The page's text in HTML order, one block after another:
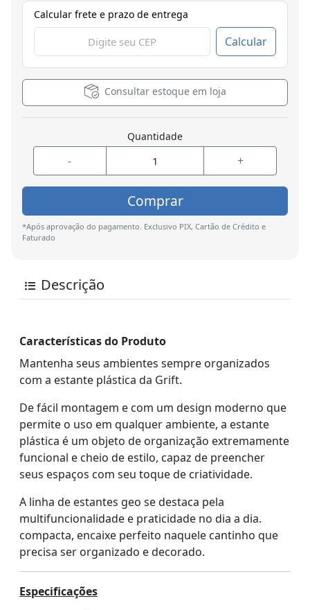
Calcular frete e prazo de entrega
Calcular
Consultar estoque em loja
Quantidade
- +
Comprar
*Após aprovação do pagamento. Exclusivo PIX, Cartão de Crédito e
Faturado
Descrição
Características do Produto
Mantenha seus ambientes sempre organizados
com a estante plástica da Grift.
De fácil montagem e com um design moderno que
permite o uso em qualquer ambiente, a estante
plástica é um objeto de organização extremamente
funcional e cheio de estilo, capaz de preencher
seus espaços com seu toque de criatividade.
A linha de estantes geo se destaca pela
multifuncionalidade e praticidade no dia a dia.
compacta, encaixe perfeito naquele cantinho que
precisa ser organizado e decorado.
Especificações